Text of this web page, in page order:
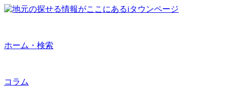
ホーム・検索
コラム